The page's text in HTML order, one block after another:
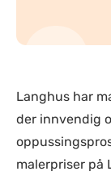
Langhus har
der innvendig
malerpriser på